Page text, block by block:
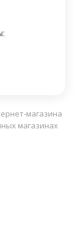
магазина
магазинах